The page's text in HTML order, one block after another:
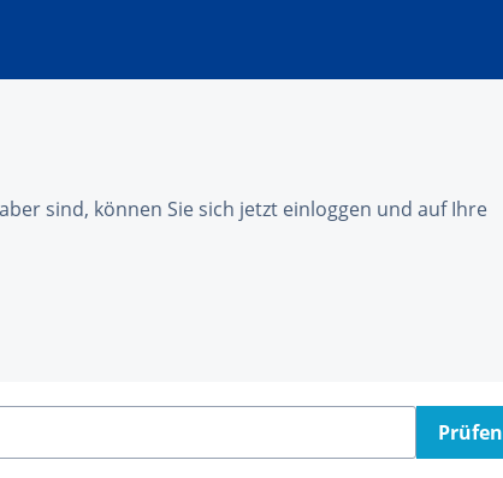
sind, können Sie sich jetzt einloggen und auf Ihre
Prüfen